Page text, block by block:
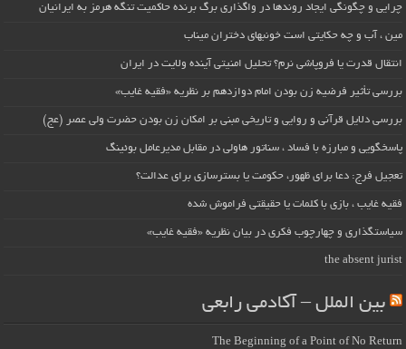
چرایی و چگونگی ایجاد روندها در واگذاری برگ برنده حاکمیت تنگه هرمز به ایرانیان
مین ، آب و چه حکایتی است خونبهای دختران میناب
انتقال قدرت یا فروپاشی نرم؟ تحلیل امنیتی آینده ولایت در ایران
بررسی تأثیر فرضیه زن بودن امام دوازدهم بر نظریه «فقیه غایب»
بررسی دلایل قرآنی و روایی و تاریخی مبنی بر امکان زن بودن حضرت ولی عصر (عج)
پاسخگویی و مبارزه با فساد ، سناتور هاولی در مقابل مدیرعامل بوئینگ
تعجیل فرج: دعا برای ظهور، حکومت یا بسترسازی برای عدالت؟
فقیه غایب ، بازی با کلمات یا حقیقتی فراموش شده
سیاستگذاری و چهارچوب فکری در بیان نظریه «فقیه غایب»
the absent jurist
بین الملل – آکادمی رابعی
The Beginning of a Point of No Return